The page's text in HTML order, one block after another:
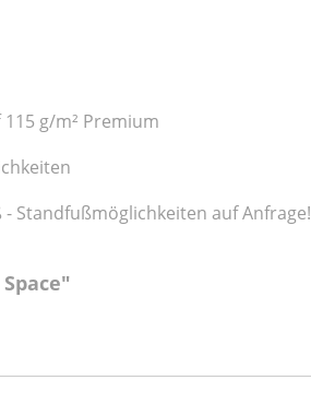
g/m² Premium
Standfußmöglichkeiten auf Anfrage!